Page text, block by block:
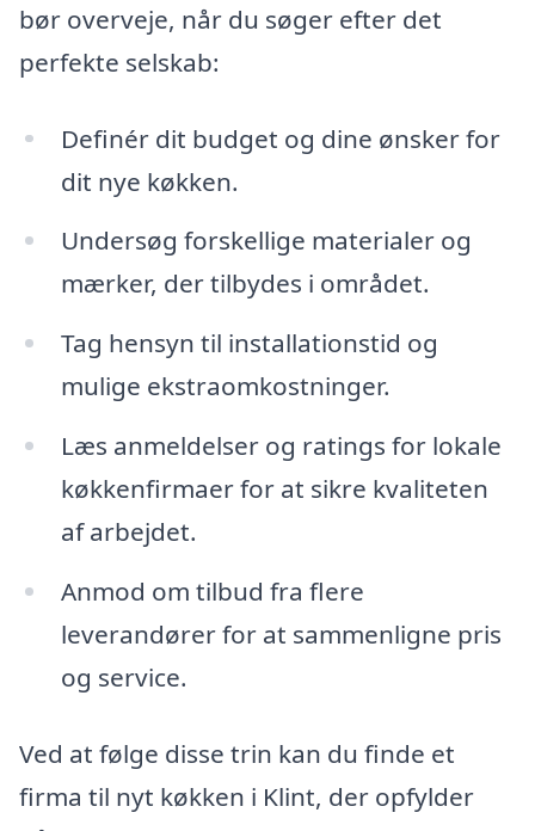
bør overveje, når du søger efter det
perfekte selskab:
Definér dit budget og dine ønsker for
dit nye køkken.
Undersøg forskellige materialer og
mærker, der tilbydes i området.
Tag hensyn til installationstid og
mulige ekstraomkostninger.
Læs anmeldelser og ratings for lokale
køkkenfirmaer for at sikre kvaliteten
af arbejdet.
Anmod om tilbud fra flere
leverandører for at sammenligne pris
og service.
Ved at følge disse trin kan du finde et
firma til nyt køkken i Klint, der opfylder